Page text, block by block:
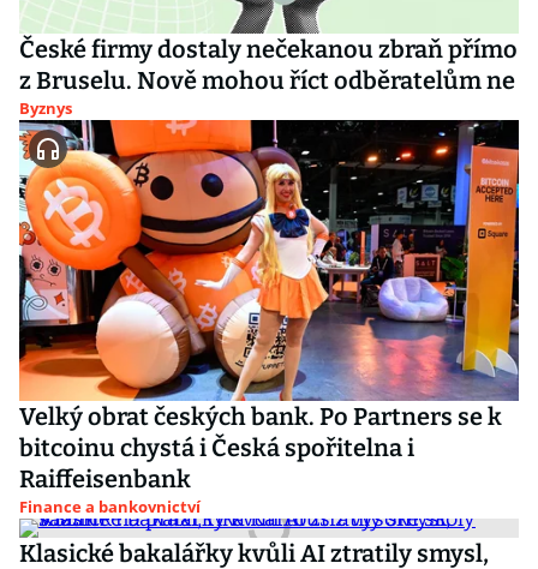
České firmy dostaly nečekanou zbraň přímo
z Bruselu. Nově mohou říct odběratelům ne
Byznys
Velký obrat českých bank. Po Partners se k
bitcoinu chystá i Česká spořitelna i
Raiffeisenbank
Finance a bankovnictví
Klasické bakalářky kvůli AI ztratily smysl,